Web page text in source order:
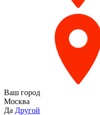
Ваш город
Москва
Да Другой